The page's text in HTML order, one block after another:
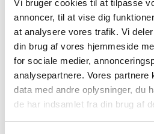
Vi bruger cookies til at tilpasse
annoncer, til at vise dig
at analysere vores trafik. Vi
din brug af vores hjemmeside
for sociale medier,
analysepartnere. Vores partnere
data med andre oplysninger, du
de har indsamlet fra din brug af
af, fordi Sophia er i gang med
medicin der hjælper hende
giver stor ustabilitet i hendes
“Jeg står helt på egne ben
ansvar. Der mangler virkelig
forældre, der går alene hjemme
efter at de er blevet